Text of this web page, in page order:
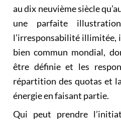
au dix neuvième siècle
une parfaite
l’irresponsabilité illimitée,
bien commun mondial,
être définie et les
répartition des quotas et
énergie en faisant partie.
Qui peut prendre